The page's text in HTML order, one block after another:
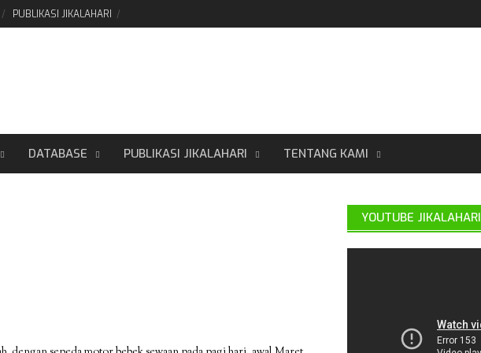
PUBLIKASI JIKALAHARI
DATABASE PUBLIKASI JIKALAHARI TENTANG KAMI
YOUTUBE JIKALAHARI